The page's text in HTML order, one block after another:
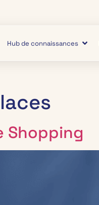
Hub de connaissances
Shopping